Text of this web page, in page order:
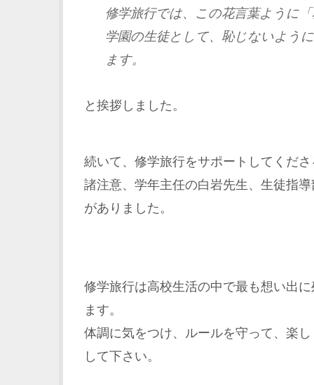
修学旅行では、この花言葉ように
学園の生徒として、恥じないよう
ます。
と挨拶しました。
続いて、修学旅行をサポートしてくだ
諸注意、学年主任の白岩先生、生徒指
がありました。
修学旅行は高校生活の中で最も想い出
ます。
体調に気をつけ、ルールを守って、楽
して下さい。